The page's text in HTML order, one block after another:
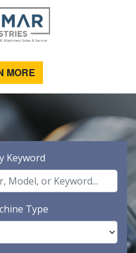
MORE
Keyword
Type